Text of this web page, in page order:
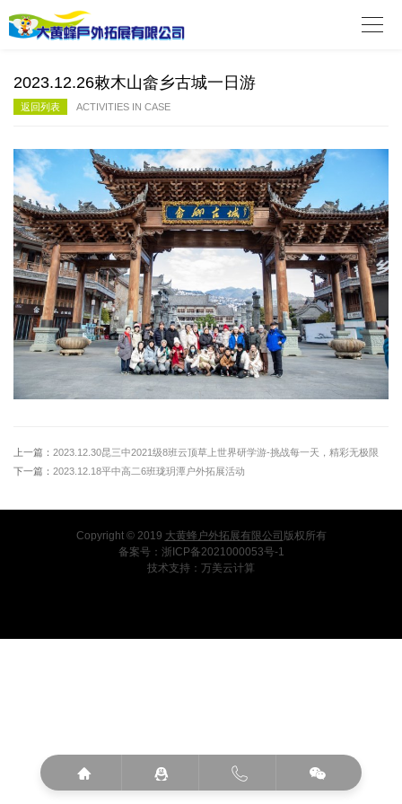

2023.12.26敕木山畲乡古城一日游
返回列表 ACTIVITIES IN CASE
上一篇： 2023.12.30昆三中2021级8班云顶草上世界研学游-挑战每一天，精彩无极限
下一篇： 2023.12.18平中高二6班珑玥潭户外拓展活动
   
Copyright © 2019 大黄蜂户外拓展有限公司 版权所有
备案号： 浙ICP备2021000053号-1
技术支持： 万美云计算